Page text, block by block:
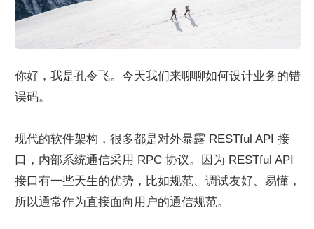
你好，我是孔令飞。今天我们来聊聊如何设计业务的错
误码。
现代的软件架构，很多都是对外暴露 RESTful API 接
口，内部系统通信采用 RPC 协议。因为 RESTful API
接口有一些天生的优势，比如规范、调试友好、易懂，
所以通常作为直接面向用户的通信规范。